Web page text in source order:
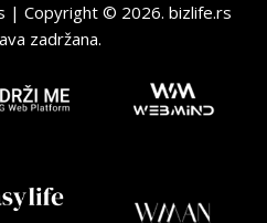
| Copyright © 2026.bizlife.rs
zadržana.